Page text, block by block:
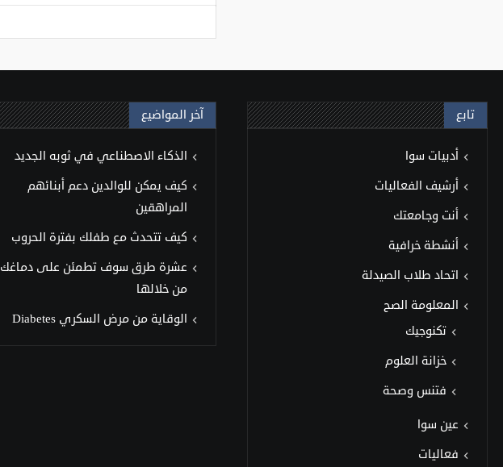
آخر المواضيع
الذكاء الاصطناعي في ثوبه الجديد
كيف يمكن للوالدين دعم أبنائهم
المراهقين
كيف تتحدث مع طفلك بفترة الحروب
عشرة طرق سوف تطمئن على دماغك
من خلالها
الوقاية من مرض السكري Diabetes
تابع
أدبيات سوا
أرشيف الفعاليات
أنت وجامعتك
أنشطة خرافية
اتحاد طلاب الصيدلة
المعلومة الصح
تكنوجيك
خزانة العلوم
فتنس وصحة
عين سوا
فعاليات